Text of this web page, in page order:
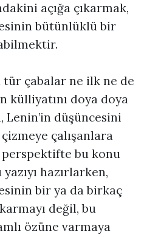
açığa çıkarmak,
bütünlüklü bir
tür çabalar ne ilk ne de
külliyatını doya doya
Lenin’in düşüncesini
çalışanlara
bu konu
hazırlarken,
bir ya da birkaç
değil, bu
özüne varmaya